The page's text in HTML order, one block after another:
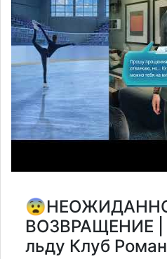
ВОЗВРАЩЕНИЕ |
льду Клуб